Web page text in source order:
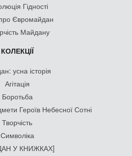
Гідності
Євромайдан
Майдану
КОЛЕКЦІЇ
усна історія
Агітація
Боротьба
Героїв Небесної Сотні
Творчість
Символіка
У КНИЖКАХ]